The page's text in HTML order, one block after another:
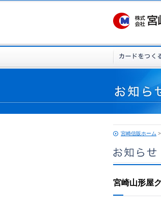
宮崎信販ホーム >
宮崎山形屋